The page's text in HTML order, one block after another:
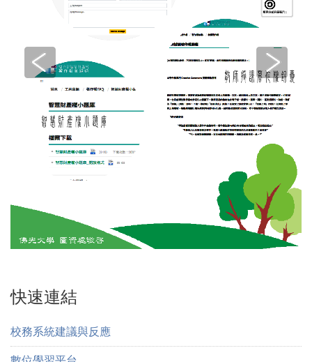
快速連結
校務系統建議與反應